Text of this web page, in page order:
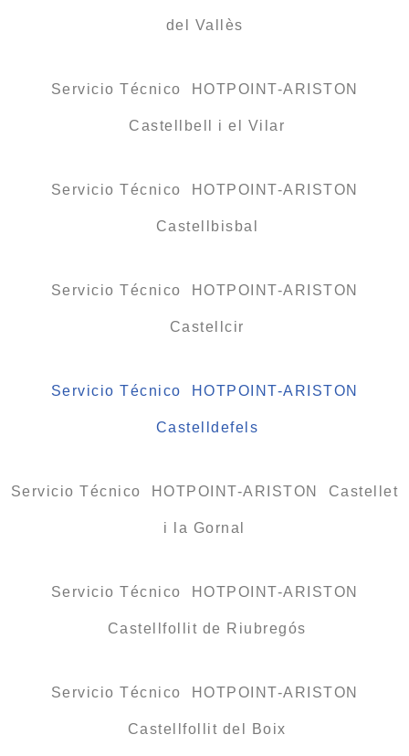
del Vallès
Servicio Técnico HOTPOINT-ARISTON
Castellbell i el Vilar
Servicio Técnico HOTPOINT-ARISTON
Castellbisbal
Servicio Técnico HOTPOINT-ARISTON
Castellcir
Servicio Técnico HOTPOINT-ARISTON
Castelldefels
Servicio Técnico HOTPOINT-ARISTON Castellet
i la Gornal
Servicio Técnico HOTPOINT-ARISTON
Castellfollit de Riubregós
Servicio Técnico HOTPOINT-ARISTON
Castellfollit del Boix